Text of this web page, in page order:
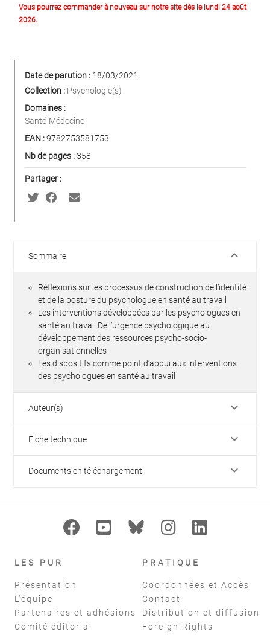
Vous pourrez commander à nouveau sur notre site dès le lundi 24 août
2026.
Date de parution : 18/03/2021
Collection : Psychologie(s)
Domaines :
Santé-Médecine
EAN :9782753581753
Nb de pages :358
Partager :
Sommaire keyboard_arrow_down
Réflexions sur les processus de construction de l’identité
et de la posture du psychologue en santé au travail
Les interventions développées par les psychologues en
santé au travail De l’urgence psychologique au
développement des ressources psycho-socio-
organisationnelles
Les dispositifs comme point d’appui aux interventions
des psychologues en santé au travail
Auteur(s) keyboard_arrow_down
Fiche technique keyboard_arrow_down
Documents en téléchargement keyboard_arrow_down
LES PUR
Présentation
L'équipe
Partenaires et adhésions
Comité éditorial
PRATIQUE
Coordonnées et Accès
Contact
Distribution et diffusion
Foreign Rights